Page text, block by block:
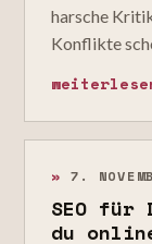
harsche
Konflikte
» 7.
SEO
du